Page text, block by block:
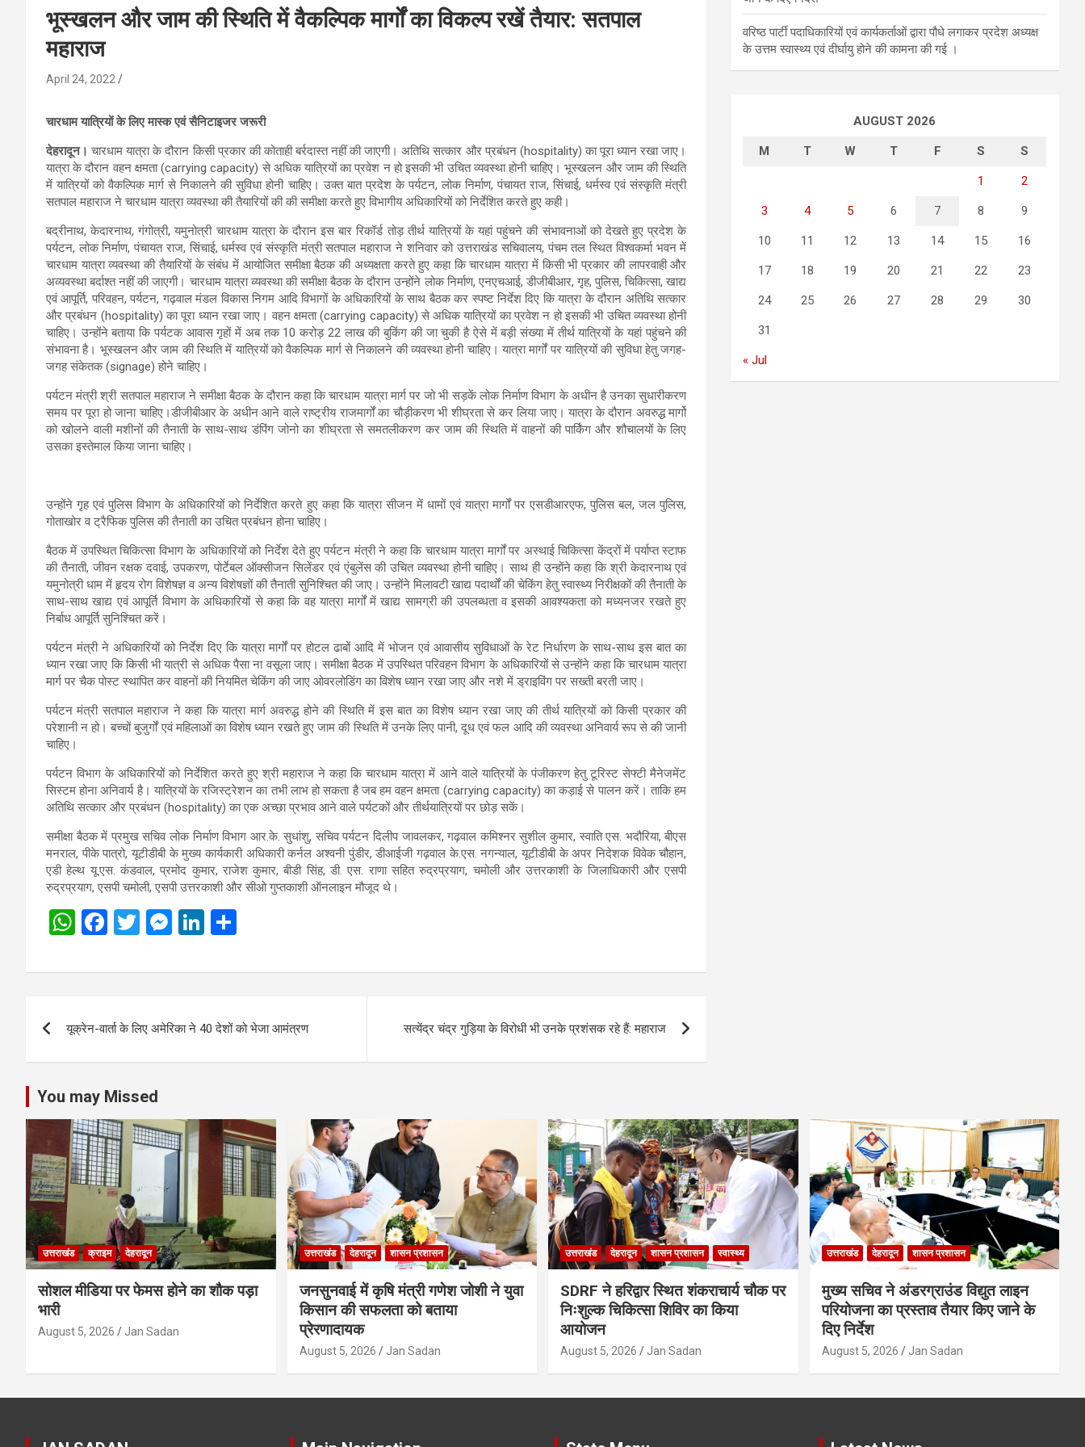
भूस्खलन और जाम की स्थिति में वैकल्पिक मार्गों का विकल्प रखें तैयार: सतपाल
महाराज
April 24, 2022
चारधाम यात्रियों के लिए मास्क एवं सैनिटाइजर जरूरी
देहरादून। चारधाम यात्रा के दौरान किसी प्रकार की कोताही बर्रदास्त नहीं की जाएगी। अतिथि सत्कार और प्रबंधन (hospitality) का पूरा ध्यान रखा जाए।
यात्रा के दौरान वहन क्षमता (carrying capacity) से अधिक यात्रियों का प्रवेश न हो इसकी भी उचित व्यवस्था होनी चाहिए। भूस्खलन और जाम की स्थिति
में यात्रियों को वैकल्पिक मार्ग से निकालने की सुविधा होनी चाहिए। उक्त बात प्रदेश के पर्यटन, लोक निर्माण, पंचायत राज, सिंचाई, धर्मस्व एवं संस्कृति मंत्री
सतपाल महाराज ने चारधाम यात्रा व्यवस्था की तैयारियों की की समीक्षा करते हुए विभागीय अधिकारियों को निर्देशित करते हुए कही।
बद्रीनाथ, केदारनाथ, गंगोत्री, यमुनोत्री चारधाम यात्रा के दौरान इस बार रिकॉर्ड तोड़ तीर्थ यात्रियों के यहां पहुंचने की संभावनाओं को देखते हुए प्रदेश के
पर्यटन, लोक निर्माण, पंचायत राज, सिंचाई, धर्मस्व एवं संस्कृति मंत्री सतपाल महाराज ने शनिवार को उत्तराखंड सचिवालय, पंचम तल स्थित विश्वकर्मा भवन में
चारधाम यात्रा व्यवस्था की तैयारियों के संबंध में आयोजित समीक्षा बैठक की अध्यक्षता करते हुए कहा कि चारधाम यात्रा में किसी भी प्रकार की लापरवाही और
अव्यवस्था बर्दाश्त नहीं की जाएगी। चारधाम यात्रा व्यवस्था की समीक्षा बैठक के दौरान उन्होंने लोक निर्माण, एनएचआई, डीजीबीआर, गृह, पुलिस, चिकित्सा, खाद्य
एवं आपूर्ति, परिवहन, पर्यटन, गढ़वाल मंडल विकास निगम आदि विभागों के अधिकारियों के साथ बैठक कर स्पष्ट निर्देश दिए कि यात्रा के दौरान अतिथि सत्कार
और प्रबंधन (hospitality) का पूरा ध्यान रखा जाए। वहन क्षमता (carrying capacity) से अधिक यात्रियों का प्रवेश न हो इसकी भी उचित व्यवस्था होनी
चाहिए। उन्होंने बताया कि पर्यटक आवास गृहों में अब तक 10 करोड़ 22 लाख की बुकिंग की जा चुकी है ऐसे में बड़ी संख्या में तीर्थ यात्रियों के यहां पहुंचने की
संभावना है। भूस्खलन और जाम की स्थिति में यात्रियों को वैकल्पिक मार्ग से निकालने की व्यवस्था होनी चाहिए। यात्रा मार्गों पर यात्रियों की सुविधा हेतु जगह-
जगह संकेतक (signage) होने चाहिए।
पर्यटन मंत्री श्री सतपाल महाराज ने समीक्षा बैठक के दौरान कहा कि चारधाम यात्रा मार्ग पर जो भी सड़कें लोक निर्माण विभाग के अधीन है उनका सुधारीकरण
समय पर पूरा हो जाना चाहिए।डीजीबीआर के अधीन आने वाले राष्ट्रीय राजमार्गों का चौड़ीकरण भी शीघ्रता से कर लिया जाए। यात्रा के दौरान अवरुद्ध मार्गो
को खोलने वाली मशीनों की तैनाती के साथ-साथ डंपिंग जोनो का शीघ्रता से समतलीकरण कर जाम की स्थिति में वाहनों की पार्किंग और शौचालयों के लिए
उसका इस्तेमाल किया जाना चाहिए।
उन्होंने गृह एवं पुलिस विभाग के अधिकारियों को निर्देशित करते हुए कहा कि यात्रा सीजन में धामों एवं यात्रा मार्गों पर एसडीआरएफ, पुलिस बल, जल पुलिस,
गोताखोर व ट्रैफिक पुलिस की तैनाती का उचित प्रबंधन होना चाहिए।
बैठक में उपस्थित चिकित्सा विभाग के अधिकारियों को निर्देश देते हुए पर्यटन मंत्री ने कहा कि चारधाम यात्रा मार्गों पर अस्थाई चिकित्सा केंद्रों में पर्याप्त स्टाफ
की तैनाती, जीवन रक्षक दवाई, उपकरण, पोर्टेबल ऑक्सीजन सिलेंडर एवं एंबुलेंस की उचित व्यवस्था होनी चाहिए। साथ ही उन्होंने कहा कि श्री केदारनाथ एवं
यमुनोत्री धाम में हृदय रोग विशेषज्ञ व अन्य विशेषज्ञों की तैनाती सुनिश्चित की जाए। उन्होंने मिलावटी खाद्य पदार्थों की चेकिंग हेतु स्वास्थ्य निरीक्षकों की तैनाती के
साथ-साथ खाद्य एवं आपूर्ति विभाग के अधिकारियों से कहा कि वह यात्रा मार्गों में खाद्य सामग्री की उपलब्धता व इसकी आवश्यकता को मध्यनजर रखते हुए
निर्बाध आपूर्ति सुनिश्चित करें।
पर्यटन मंत्री ने अधिकारियों को निर्देश दिए कि यात्रा मार्गों पर होटल ढाबों आदि में भोजन एवं आवासीय सुविधाओं के रेट निर्धारण के साथ-साथ इस बात का
ध्यान रखा जाए कि किसी भी यात्री से अधिक पैसा ना वसूला जाए। समीक्षा बैठक में उपस्थित परिवहन विभाग के अधिकारियों से उन्होंने कहा कि चारधाम यात्रा
मार्ग पर चैक पोस्ट स्थापित कर वाहनों की नियमित चेकिंग की जाए ओवरलोडिंग का विशेष ध्यान रखा जाए और नशे में ड्राइविंग पर सख्ती बरती जाए।
पर्यटन मंत्री सतपाल महाराज ने कहा कि यात्रा मार्ग अवरुद्ध होने की स्थिति में इस बात का विशेष ध्यान रखा जाए की तीर्थ यात्रियों को किसी प्रकार की
परेशानी न हो। बच्चों बुजुर्गों एवं महिलाओं का विशेष ध्यान रखते हुए जाम की स्थिति में उनके लिए पानी, दूध एवं फल आदि की व्यवस्था अनिवार्य रूप से की जानी
चाहिए।
पर्यटन विभाग के अधिकारियों को निर्देशित करते हुए श्री महाराज ने कहा कि चारधाम यात्रा में आने वाले यात्रियों के पंजीकरण हेतु टूरिस्ट सेफ्टी मैनेजमेंट
सिस्टम होना अनिवार्य है। यात्रियों के रजिस्ट्रेशन का तभी लाभ हो सकता है जब हम वहन क्षमता (carrying capacity) का कड़ाई से पालन करें। ताकि हम
अतिथि सत्कार और प्रबंधन (hospitality) का एक अच्छा प्रभाव आने वाले पर्यटकों और तीर्थयात्रियों पर छोड़ सकें।
समीक्षा बैठक में प्रमुख सचिव लोक निर्माण विभाग आर.के. सुधांशु, सचिव पर्यटन दिलीप जावलकर, गढ़वाल कमिश्नर सुशील कुमार, स्वाति एस. भदौरिया, बीएस
मनराल, पीके पात्रो, यूटीडीबी के मुख्य कार्यकारी अधिकारी कर्नल अश्वनी पुंडीर, डीआईजी गढ़वाल के.एस. नगन्याल, यूटीडीबी के अपर निदेशक विवेक चौहान,
एडी हेल्थ यू.एस. कंडवाल, प्रमोद कुमार, राजेश कुमार, बीडी सिंह, डी. एस. राणा सहित रुद्रप्रयाग, चमोली और उत्तरकाशी के जिलाधिकारी और एसपी
रुद्रप्रयाग, एसपी चमोली, एसपी उत्तरकाशी और सीओ गुप्तकाशी ऑनलाइन मौजूद थे।
W
at
A
F
ce
o
T
tt
M
se
g
Li
ke
n
ar
navigation
यूक्रेन-वार्ता के लिए अमेरिका ने 40 देशों को भेजा आमंत्रण सत्येंद्र चंद्र गुड़िया के विरोधी भी उनके प्रशंसक रहे हैं: महाराज
वरिष्ठ पार्टी पदाधिकारियों एवं कार्यकर्ताओं द्वारा पौधे लगाकर प्रदेश अध्यक्ष
के उत्तम स्वास्थ्य एवं दीर्घायु होने की कामना की गई ।
AUGUST 2026
M T W T F S S
1 2
3 4 5 6 7 8 9
10 11 12 13 14 15 16
17 18 19 20 21 22 23
24 25 26 27 28 29 30
31
« Jul
You may Missed
उत्तराखंड क्राइम देहरादून
सोशल मीडिया पर फेमस होने का शौक पड़ा
भारी
August 5, 2026 Jan Sadan
उत्तराखंड देहरादून शासन प्रशासन
जनसुनवाई में कृषि मंत्री गणेश जोशी ने युवा
किसान की सफलता को बताया
प्रेरणादायक
August 5, 2026 Jan Sadan
उत्तराखंड देहरादून शासन प्रशासन स्वास्थ्य
SDRF ने हरिद्वार स्थित शंकराचार्य चौक पर
निःशुल्क चिकित्सा शिविर का किया
आयोजन
August 5, 2026 Jan Sadan
उत्तराखंड देहरादून शासन प्रशासन
मुख्य सचिव ने अंडरग्राउंड विद्युत लाइन
परियोजना का प्रस्ताव तैयार किए जाने के
दिए निर्देश
August 5, 2026 Jan Sadan